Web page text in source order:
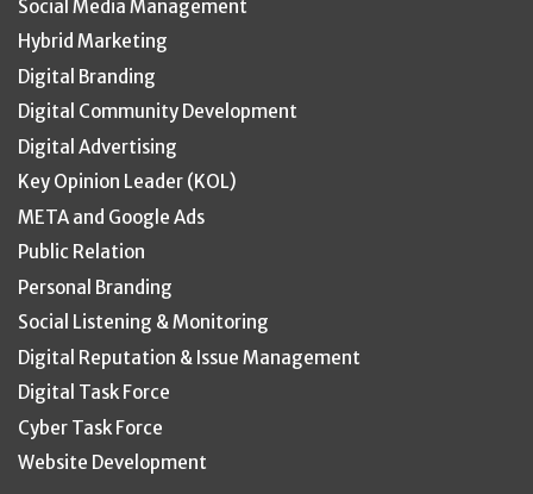
Social Media Management
Hybrid Marketing
Digital Branding
Digital Community Development
Digital Advertising
Key Opinion Leader (KOL)
META and Google Ads
Public Relation
Personal Branding
Social Listening & Monitoring
Digital Reputation & Issue Management
Digital Task Force
Cyber Task Force
Website Development